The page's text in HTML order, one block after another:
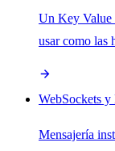
Un Key Value
usar como las
WebSockets y
Mensajería